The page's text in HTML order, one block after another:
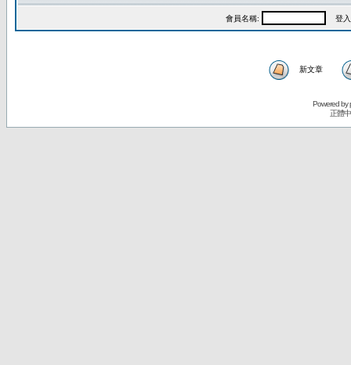
會員名稱: 登入
新文章
Powered by
正體